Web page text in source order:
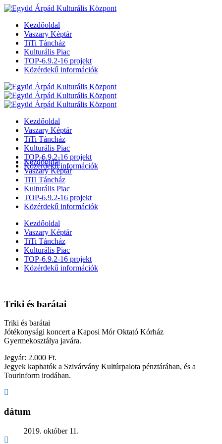
Kezdőoldal
Vaszary Képtár
TiTi Táncház
Kulturális Piac
TOP-6.9.2-16 projekt
Közérdekű információk
Kezdőoldal
Vaszary Képtár
TiTi Táncház
Kulturális Piac
TOP-6.9.2-16 projekt
Közérdekű információk
Kezdőoldal
Vaszary Képtár
TiTi Táncház
Kulturális Piac
TOP-6.9.2-16 projekt
Közérdekű információk
Kezdőoldal
Vaszary Képtár
TiTi Táncház
Kulturális Piac
TOP-6.9.2-16 projekt
Közérdekű információk
Triki és barátai
Triki és barátai
Jótékonysági koncert a Kaposi Mór Oktató Kórház
Gyermekosztálya javára.
Jegyár: 2.000 Ft.
Jegyek kaphatók a Szivárvány Kultúrpalota pénztárában, és a
Tourinform irodában.
dátum
2019. október 11.